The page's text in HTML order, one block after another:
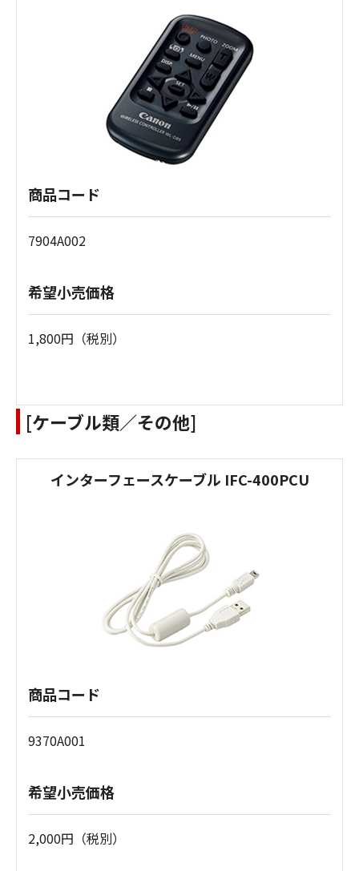
商品コード
7904A002
希望小売価格
1,800円（税別）
[ケーブル類／その他]
インターフェースケーブル IFC-400PCU
商品コード
9370A001
希望小売価格
2,000円（税別）